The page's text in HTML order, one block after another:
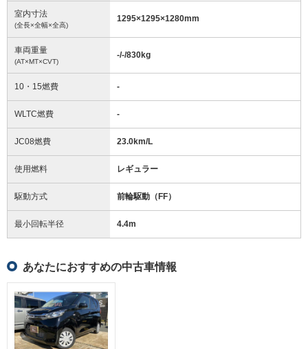
室内寸法
(全長×全幅×全高)
1295×1295×1280mm
車両重量
(AT×MT×CVT)
-/-/830kg
10・15燃費 -
WLTC燃費 -
JC08燃費 23.0km/L
使用燃料 レギュラー
駆動方式 前輪駆動（FF）
最小回転半径 4.4m
あなたにおすすめの中古車情報